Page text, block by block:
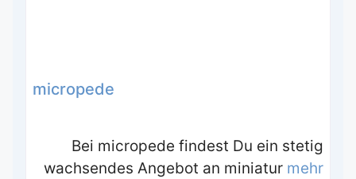
micropede
Bei micropede findest Du ein stetig
wachsendes Angebot an miniatur mehr